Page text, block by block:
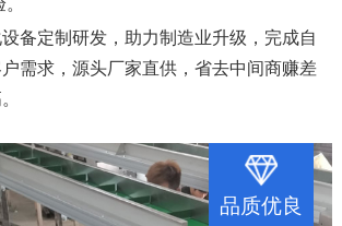
备定制研发，助力制造业升级，完成自
需求，源头厂家直供，省去中间商赚差
品质优良